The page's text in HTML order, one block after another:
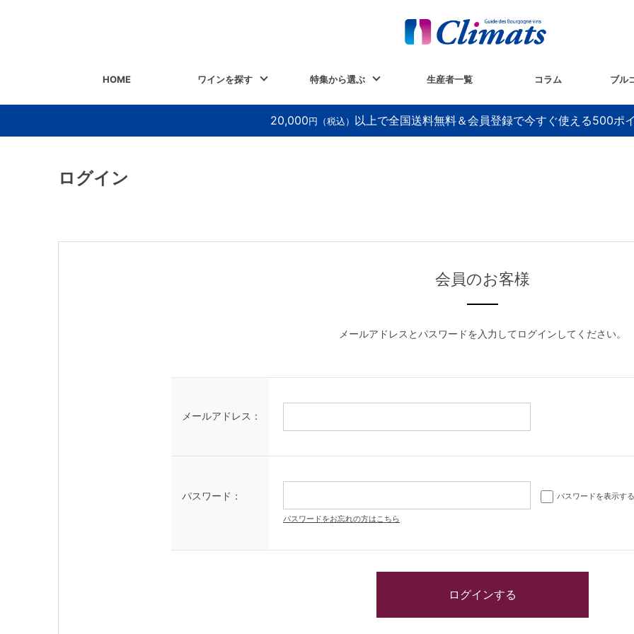
HOME ワインを探す 特集から選ぶ 生産者一覧 コラム ブル
20,000 円（税込） 以上で全国送料無料＆会員登録で今すぐ使える500ポ
ログイン
会員のお客様
メールアドレスとパスワードを入力してログインしてください。
メールアドレス：
パスワード： パスワードを表示する
パスワードをお忘れの方はこちら